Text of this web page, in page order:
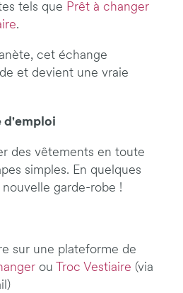
tels que Prêt à changer
.
cet échange
et devient une vraie
d'emploi
des vêtements en toute
simples. En quelques
garde-robe !
sur une plateforme de
ou Troc Vestiaire (via